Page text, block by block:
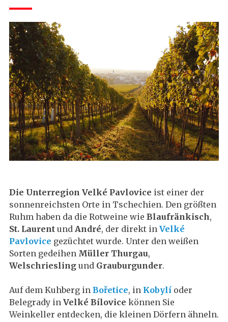
Die Unterregion Velké Pavlovice ist einer der
sonnenreichsten Orte in Tschechien. Den größten
Ruhm haben da die Rotweine wie Blaufränkisch,
St. Laurent und André, der direkt in Velké
Pavlovice gezüchtet wurde. Unter den weißen
Sorten gedeihen Müller Thurgau,
Welschriesling und Grauburgunder.
Auf dem Kuhberg in Bořetice, in Kobylí oder
Belegrady in Velké Bílovice können Sie
Weinkeller entdecken, die kleinen Dörfern ähneln.